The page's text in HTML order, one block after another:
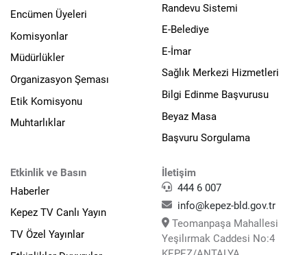
Encümen Üyeleri
Komisyonlar
Müdürlükler
Organizasyon Şeması
Etik Komisyonu
Muhtarlıklar
Randevu Sistemi
E-Belediye
E-İmar
Sağlık Merkezi Hizmetleri
Bilgi Edinme Başvurusu
Beyaz Masa
Başvuru Sorgulama
Etkinlik ve Basın
Haberler
Kepez TV Canlı Yayın
TV Özel Yayınlar
İletişim
444 6 007
info@kepez-bld.gov.tr
Teomanpaşa Mahallesi
Yeşilırmak Caddesi No:4